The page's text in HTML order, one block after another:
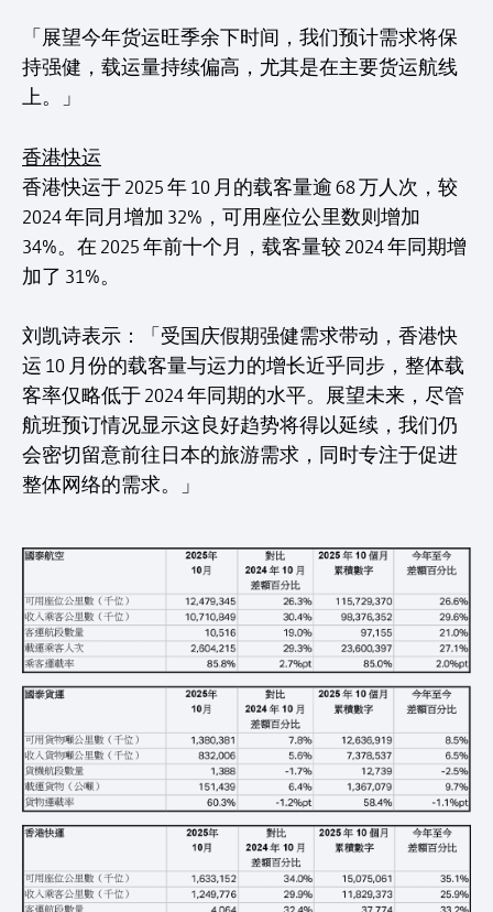
「展望今年货运旺季余下时间，我们预计需求将保
持强健，载运量持续偏高，尤其是在主要货运航线
上。」
香港快运
香港快运于 2025 年 10 月的载客量逾 68 万人次，较
2024 年同月增加 32%，可用座位公里数则增加
34%。在 2025 年前十个月，载客量较 2024 年同期增
加了 31%。
刘凯诗表示：「受国庆假期强健需求带动，香港快
运 10 月份的载客量与运力的增长近乎同步，整体载
客率仅略低于 2024 年同期的水平。展望未来，尽管
航班预订情况显示这良好趋势将得以延续，我们仍
会密切留意前往日本的旅游需求，同时专注于促进
整体网络的需求。」